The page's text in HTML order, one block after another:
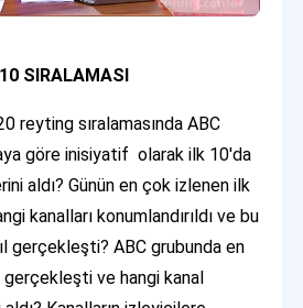
SIRALAMASI
reyting sıralamasında ABC
göre inisiyatif olarak ilk 10'da
aldı? Günün en çok izlenen ilk
kanalları konumlandırıldı ve bu
gerçekleşti? ABC grubunda en
gerçekleşti ve hangi kanal